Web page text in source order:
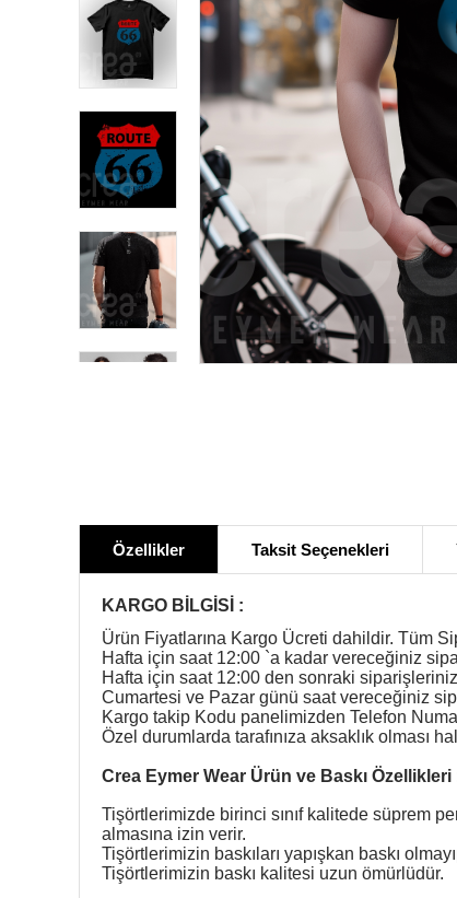
Özellikler Taksit Seçenekleri
KARGO BİLGİSİ :
Ürün Fiyatlarına Kargo Ücreti dahildir. Tüm
Hafta için saat 12:00 `a kadar vereceğiniz
Hafta için saat 12:00 den sonraki
Cumartesi ve Pazar günü saat vereceğiniz
Kargo takip Kodu panelimizden Telefon
Özel durumlarda tarafınıza aksaklık olması
Crea Eymer Wear Ürün ve Baskı Özellikleri
Tişörtlerimizde birinci sınıf kalitede süprem
almasına izin verir.
Tişörtlerimizin baskıları yapışkan baskı
Tişörtlerimizin baskı kalitesi uzun ömürlüdür.